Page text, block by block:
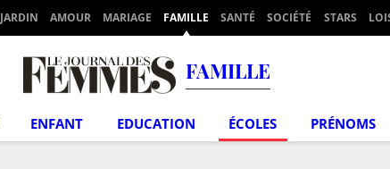
JARDIN AMOUR MARIAGE FAMILLE SANTÉ SOCIÉTÉ STARS
FAMILLE
ENFANT EDUCATION ÉCOLES PRÉNOMS